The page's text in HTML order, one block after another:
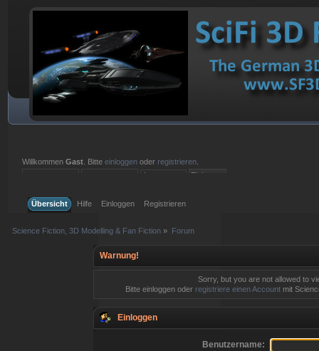
WillkommenGast . Bitteeinloggen oder registrieren
Übersicht
Hilfe Einloggen Registrieren
Science Fiction, 3D Modelling & Fan Fiction » Forum
Warnung!
Sorry, but you are not allowed to
Bitte einloggen oder registriere einen Account mit
Einloggen
Benutzername: